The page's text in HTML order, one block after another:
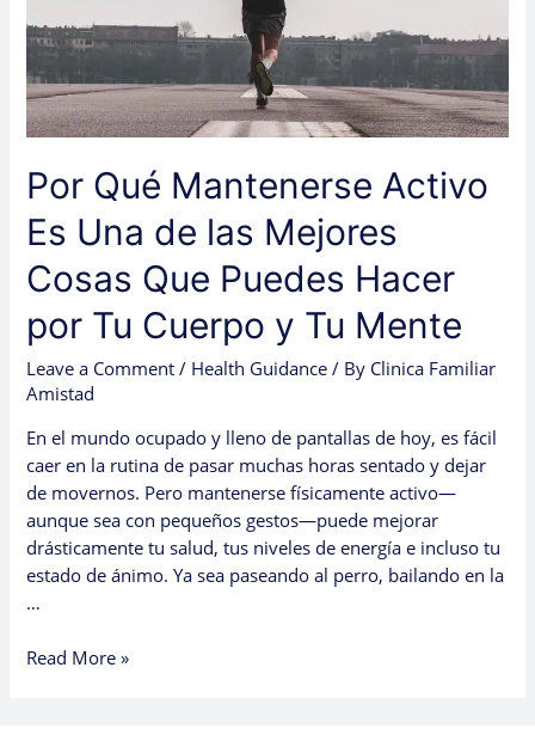
Por Qué Mantenerse Activo
Es Una de las Mejores
Cosas Que Puedes Hacer
por Tu Cuerpo y Tu Mente
Leave a Comment / Health Guidance / By Clinica Familiar
Amistad
En el mundo ocupado y lleno de pantallas de hoy, es fácil
caer en la rutina de pasar muchas horas sentado y dejar
de movernos. Pero mantenerse físicamente activo—
aunque sea con pequeños gestos—puede mejorar
drásticamente tu salud, tus niveles de energía e incluso tu
estado de ánimo. Ya sea paseando al perro, bailando en la
…
las
Mejores
Cosas
Que
Puedes
por
Tu
Cuerpo
y
Tu
Mente
Read More »